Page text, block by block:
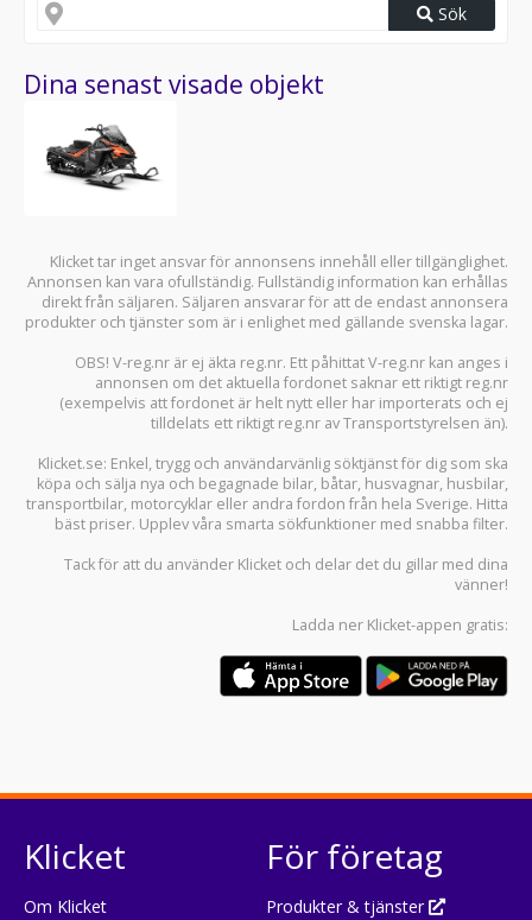
Sök
Dina senast visade objekt
Klicket tar inget ansvar för annonsens innehåll eller tillgänglighet.
Annonsen kan vara ofullständig. Fullständig information kan erhållas
direkt från säljaren. Säljaren ansvarar för att de endast annonsera
produkter och tjänster som är i enlighet med gällande svenska lagar.
OBS! V-reg.nr är ej äkta reg.nr. Ett påhittat V-reg.nr kan anges i
annonsen om det aktuella fordonet saknar ett riktigt reg.nr
(exempelvis att fordonet är helt nytt eller har importerats och ej
tilldelats ett riktigt reg.nr av Transportstyrelsen än).
Klicket.se: Enkel, trygg och användarvänlig söktjänst för dig som ska
köpa och sälja nya och begagnade bilar, båtar, husvagnar, husbilar,
transportbilar, motorcyklar eller andra fordon från hela Sverige. Hitta
bäst priser. Upplev våra smarta sökfunktioner med snabba filter.
Tack för att du använder Klicket och delar det du gillar med dina
vänner!
Ladda ner Klicket-appen gratis:
Klicket
Om Klicket
För företag
Produkter & tjänster